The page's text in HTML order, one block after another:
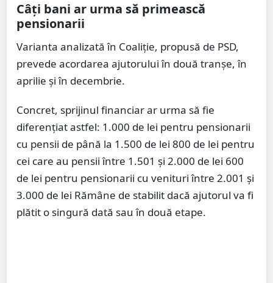
Câți bani ar urma să primească
pensionarii
Varianta analizată în Coaliție, propusă de PSD,
prevede acordarea ajutorului în două tranșe, în
aprilie și în decembrie.
Concret, sprijinul financiar ar urma să fie
diferențiat astfel: 1.000 de lei pentru pensionarii
cu pensii de până la 1.500 de lei 800 de lei pentru
cei care au pensii între 1.501 și 2.000 de lei 600
de lei pentru pensionarii cu venituri între 2.001 și
3.000 de lei Rămâne de stabilit dacă ajutorul va fi
plătit o singură dată sau în două etape.